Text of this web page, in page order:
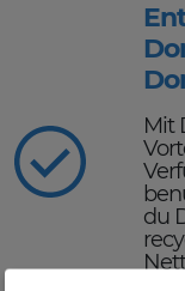
Mit
du